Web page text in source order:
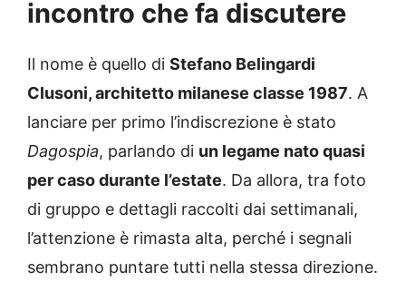
incontro che fa discutere
Il nome è quello di Stefano Belingardi
Clusoni, architetto milanese classe 1987. A
lanciare per primo l’indiscrezione è stato
Dagospia, parlando di un legame nato quasi
per caso durante l’estate. Da allora, tra foto
di gruppo e dettagli raccolti dai settimanali,
l’attenzione è rimasta alta, perché i segnali
sembrano puntare tutti nella stessa direzione.